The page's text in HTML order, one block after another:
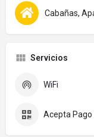
Cabañas,
Servicios
WiFi
Acepta Pago